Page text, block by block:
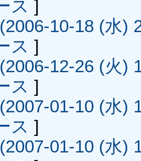
ス ]
10-18 (水)
ス ]
12-26 (火)
ス ]
01-10 (水)
ス ]
01-10 (水)